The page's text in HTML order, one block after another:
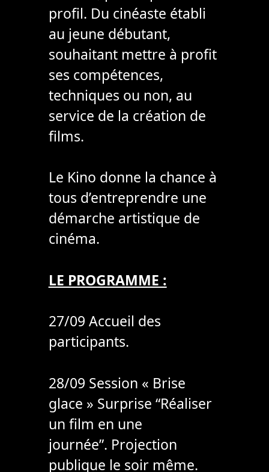
profil. Du cinéaste établi
au jeune débutant,
souhaitant mettre à profit
ses compétences,
techniques ou non, au
service de la création de
films.
Le Kino donne la chance à
tous d’entreprendre une
démarche artistique de
cinéma.
LE PROGRAMME :
27/09 Accueil des
participants.
28/09 Session « Brise
glace » Surprise “Réaliser
un film en une
journée”. Projection
publique le soir même.